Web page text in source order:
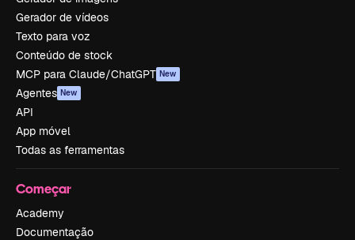
Gerador de vídeos
Texto para voz
Conteúdo de stock
MCP para Claude/ChatGPT New
Agentes New
API
App móvel
Todas as ferramentas
Começar
Academy
Documentação